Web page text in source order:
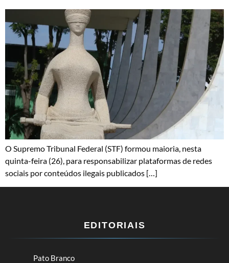
O Supremo Tribunal Federal (STF) formou maioria, nesta
quinta-feira (26), para responsabilizar plataformas de redes
sociais por conteúdos ilegais publicados […]
EDITORIAIS
Pato Branco